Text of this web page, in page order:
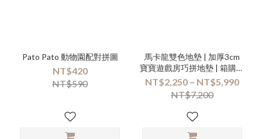
Pato Pato 動物園配對拼圖
NT$420
NT$590
馬卡龍雙色地墊 | 加厚3cm
寶寶遊戲房巧拼地墊 | 箱購優
惠專區
NT$2,250 ~ NT$5,990
NT$7,200